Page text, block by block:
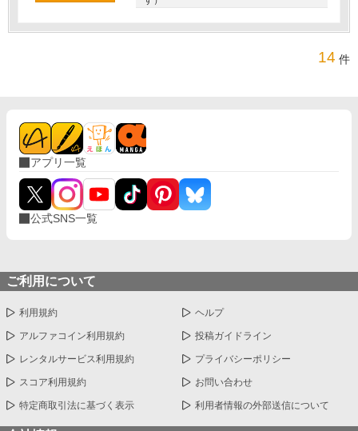
14 件
アプリ一覧
公式SNS一覧
ご利用について
利用規約 ヘルプ
アルファコイン利用規約 投稿ガイドライン
レンタルサービス利用規約 プライバシーポリシー
スコア利用規約 お問い合わせ
特定商取引法に基づく表示 利用者情報の外部送信について